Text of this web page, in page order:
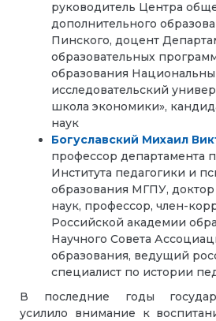
руководитель Центра
дополнительного
Пинского, доцент
образовательных
образования
исследовательский
школа экономики»,
наук
Богуславский Михаил
профессор департамента
Института педагогики и
образования МГПУ, доктор
наук, профессор, член-
Российской академии
Научного Совета
образования, ведущий
специалист по истории
В последние годы
усилило внимание к